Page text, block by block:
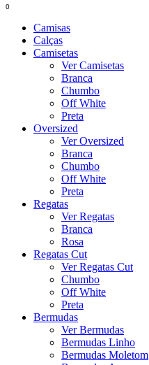
0
Camisas
Calças
Camisetas
Ver Camisetas
Branca
Chumbo
Off White
Preta
Oversized
Ver Oversized
Branca
Chumbo
Off White
Preta
Regatas
Ver Regatas
Branca
Rosa
Regatas Cut
Ver Regatas Cut
Chumbo
Off White
Preta
Bermudas
Ver Bermudas
Bermudas Linho
Bermudas Moletom